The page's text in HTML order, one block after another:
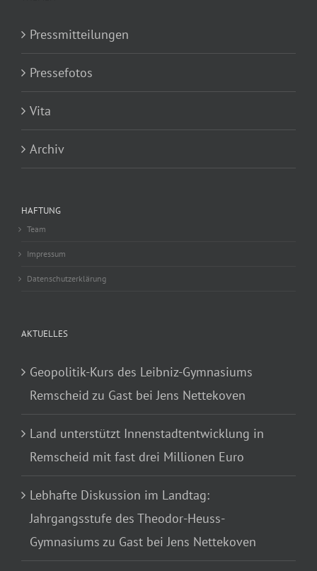
Pressmitteilungen
Pressefotos
Vita
Archiv
HAFTUNG
Team
Impressum
Datenschutzerklärung
AKTUELLES
Geopolitik-Kurs des Leibniz-Gymnasiums
Remscheid zu Gast bei Jens Nettekoven
Land unterstützt Innenstadtentwicklung in
Remscheid mit fast drei Millionen Euro
Lebhafte Diskussion im Landtag:
Jahrgangsstufe des Theodor-Heuss-
Gymnasiums zu Gast bei Jens Nettekoven